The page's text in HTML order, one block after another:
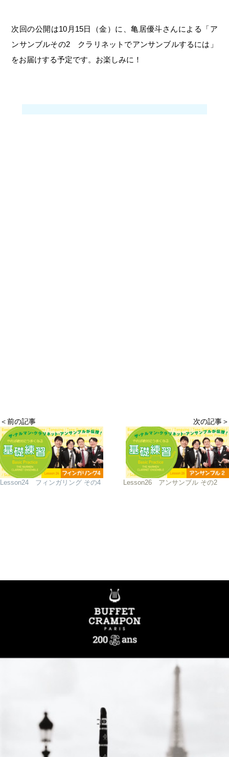
次回の公開は10月15日（金）に、亀居優斗さんによる「ア
ンサンブルその2 クラリネットでアンサンブルするには」
をお届けする予定です。お楽しみに！
＜前の記事
Lesson24 フィンガリング その4
次の記事＞
Lesson26 アンサンブル その2